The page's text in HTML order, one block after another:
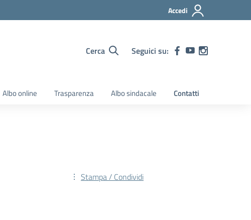
Accedi
Cerca Seguici su:
Albo online Trasparenza Albo sindacale Contatti
Stampa / Condividi